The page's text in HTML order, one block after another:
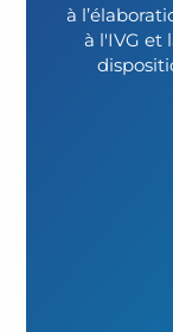
à
à l'IVG et